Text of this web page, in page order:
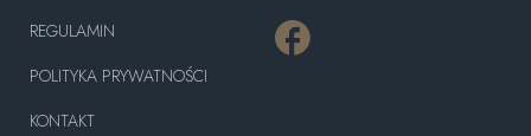
REGULAMIN
POLITYKA PRYWATNOŚCI
KONTAKT